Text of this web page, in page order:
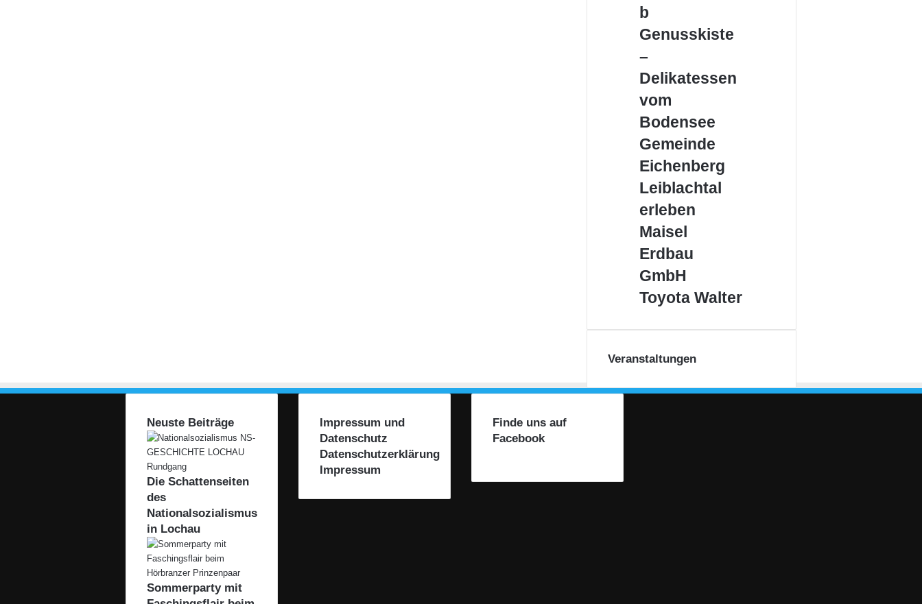
Meisterbetrieb
b
Genusskiste
Delikatessen
vom
Genusskiste
–
Delikatessen
vom
Bodensee
Gemeinde
Gemeinde
Eichenberg
Leiblachtal
Leiblachtal
erleben
Maisel
GmbH
Maisel
Erdbau
GmbH
Toyota
Walter
Toyota Walter
Veranstaltungen
Neuste Beiträge
Die Schattenseiten
des
Nationalsozialismus
in Lochau
Sommerparty mit
Impressum und
Datenschutz
Datenschutzerklärung
Impressum
Finde uns auf
Facebook